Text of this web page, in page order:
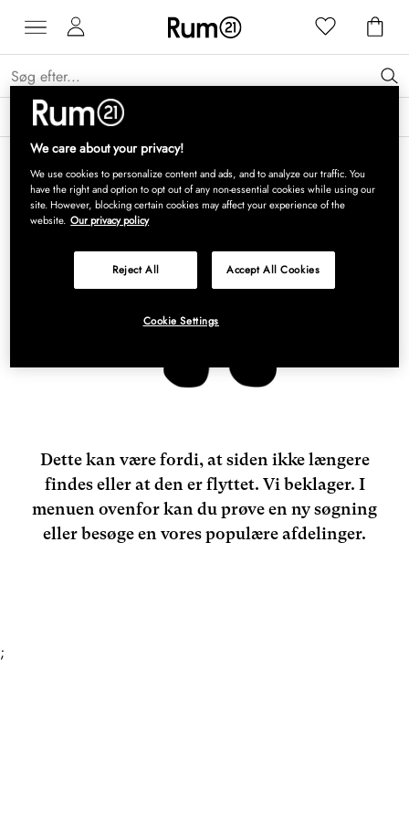
Få 15 % på Grythyttan Stålmöbler* →
Dette kan være fordi, at siden ikke længere
findes eller at den er flyttet. Vi beklager. I
menuen ovenfor kan du prøve en ny søgning
eller besøge en vores populære afdelinger.
;
We care about your privacy!
We use cookies to personalize content and ads, and to analyze our traffic. You
have the right and option to opt out of any non-essential cookies while using our
site. However, blocking certain cookies may affect your experience of the
website. Our privacy policy
Reject All Accept All Cookies
Cookie Settings